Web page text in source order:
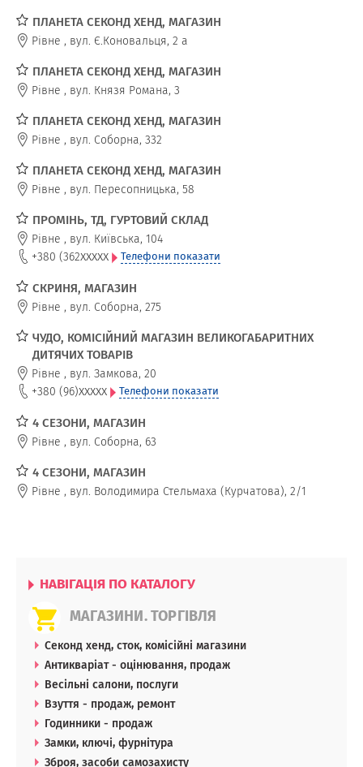
ПЛАНЕТА СЕКОНД ХЕНД, МАГАЗИН
Рівне , вул. Є.Коновальця, 2 а
ПЛАНЕТА СЕКОНД ХЕНД, МАГАЗИН
Рівне , вул. Князя Романа, 3
ПЛАНЕТА СЕКОНД ХЕНД, МАГАЗИН
Рівне , вул. Соборна, 332
ПЛАНЕТА СЕКОНД ХЕНД, МАГАЗИН
Рівне , вул. Пересопницька, 58
ПРОМІНЬ, ТД, ГУРТОВИЙ СКЛАД
Рівне , вул. Київська, 104
+380 (362xxxxx Телефони показати
СКРИНЯ, МАГАЗИН
Рівне , вул. Соборна, 275
ЧУДО, КОМІСІЙНИЙ МАГАЗИН ВЕЛИКОГАБАРИТНИХ
ДИТЯЧИХ ТОВАРІВ
Рівне , вул. Замкова, 20
+380 (96)xxxxx Телефони показати
4 СЕЗОНИ, МАГАЗИН
Рівне , вул. Соборна, 63
4 СЕЗОНИ, МАГАЗИН
Рівне , вул. Володимира Стельмаха (Курчатова), 2/1
НАВІГАЦІЯ ПО КАТАЛОГУ
МАГАЗИНИ. ТОРГІВЛЯ
Секонд хенд, сток, комісійні магазини
Антикваріат - оцінювання, продаж
Весільні салони, послуги
Взуття - продаж, ремонт
Годинники - продаж
Замки, ключі, фурнітура
Зброя, засоби самозахисту